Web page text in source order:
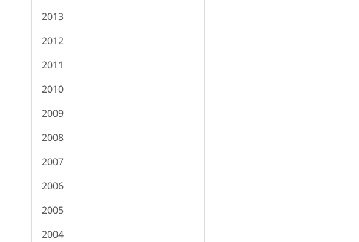
2013
2012
2011
2010
2009
2008
2007
2006
2005
2004